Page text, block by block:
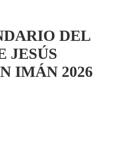
DEL
JESÚS
IMÁN 2026